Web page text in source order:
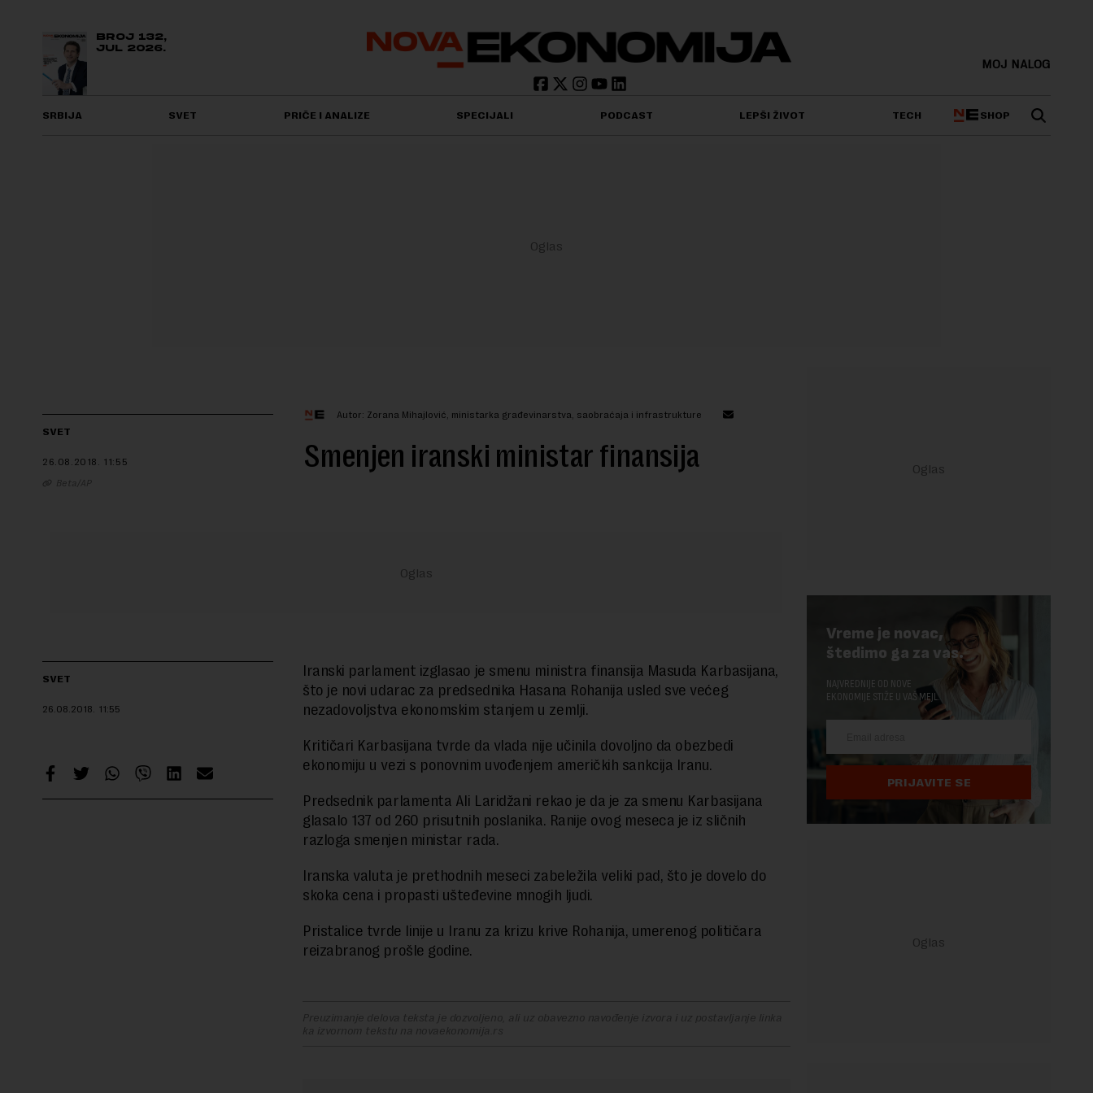
BROJ 132,
JUL 2026.
MOJ NALOG
SRBIJA SVET PRIČE I ANALIZE SPECIJALI PODCAST LEPŠI ŽIVOT TECH SHOP
SVET
26.08.2018. 11:55
Beta/AP
Autor: Zorana Mihajlović, ministarka građevinarstva, saobraćaja i infrastrukture
Smenjen iranski ministar finansija
SVET
26.08.2018. 11:55
Iranski parlament izglasao je smenu ministra finansija Masuda Karbasijana,
što je novi udarac za predsednika Hasana Rohanija usled sve većeg
nezadovoljstva ekonomskim stanjem u zemlji.
Kritičari Karbasijana tvrde da vlada nije učinila dovoljno da obezbedi
ekonomiju u vezi s ponovnim uvođenjem američkih sankcija Iranu.
Predsednik parlamenta Ali Laridžani rekao je da je za smenu Karbasijana
glasalo 137 od 260 prisutnih poslanika. Ranije ovog meseca je iz sličnih
razloga smenjen ministar rada.
Iranska valuta je prethodnih meseci zabeležila veliki pad, što je dovelo do
skoka cena i propasti ušteđevine mnogih ljudi.
Pristalice tvrde linije u Iranu za krizu krive Rohanija, umerenog političara
reizabranog prošle godine.
Preuzimanje delova teksta je dozvoljeno, ali uz obavezno navođenje izvora i uz postavljanje linka
ka izvornom tekstu na novaekonomija.rs
Vreme je novac,
štedimo ga za vas.
NAJVREDNIJE OD NOVE
EKONOMIJE STIŽE U VAŠ MEJL.
PRIJAVITE SE